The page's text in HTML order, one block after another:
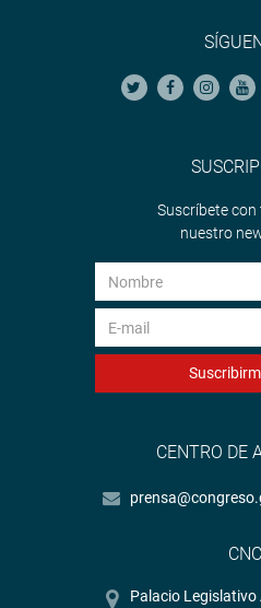
Suscríbete con
nuestro
CENTRO DE
CNC
Palacio